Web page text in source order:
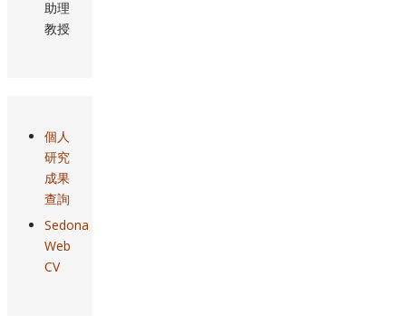
助理
教授
個人
研究
成果
查詢
Sedona
Web
CV